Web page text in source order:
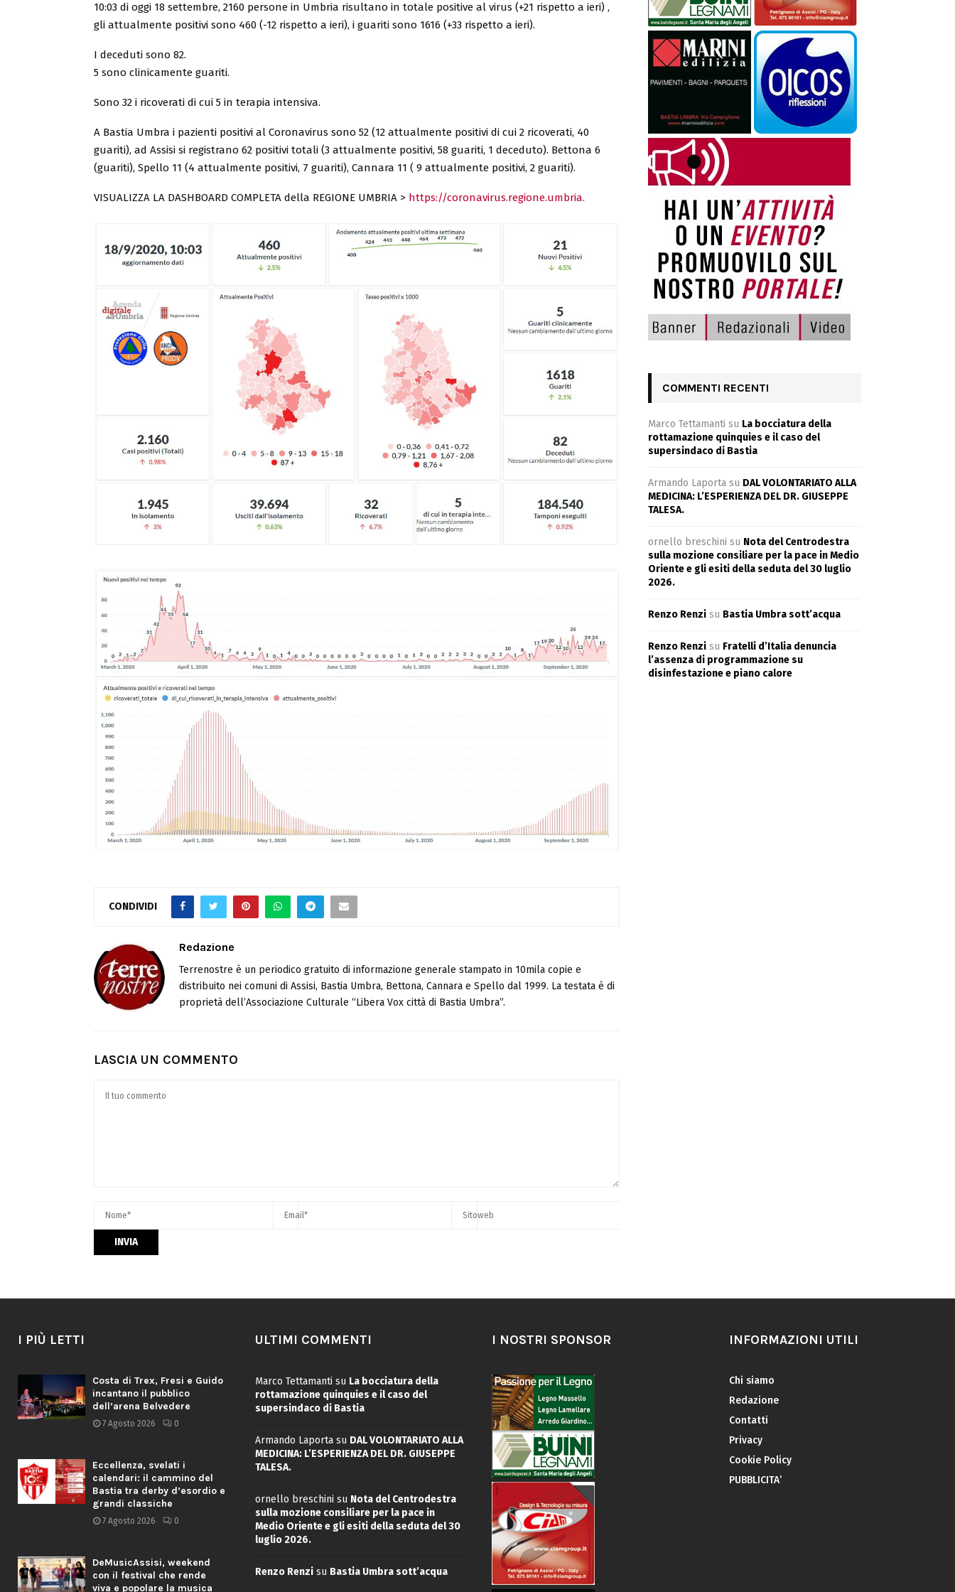
10:03 di oggi 18 settembre, 2160 persone in Umbria risultano in totale positive al virus (+21 rispetto a ieri) ,
gli attualmente positivi sono 460 (-12 rispetto a ieri), i guariti sono 1616 (+33 rispetto a ieri).
I deceduti sono 82.
5 sono clinicamente guariti.
Sono 32 i ricoverati di cui 5 in terapia intensiva.
A Bastia Umbra i pazienti positivi al Coronavirus sono 52 (12 attualmente positivi di cui 2 ricoverati, 40
guariti), ad Assisi si registrano 62 positivi totali (3 attualmente positivi, 58 guariti, 1 deceduto). Bettona 6
(guariti), Spello 11 (4 attualmente positivi, 7 guariti), Cannara 11 ( 9 attualmente positivi, 2 guariti).
VISUALIZZA LA DASHBOARD COMPLETA della REGIONE UMBRIA > https://coronavirus.regione.umbria.
CONDIVIDI
Redazione
Terrenostre è un periodico gratuito di informazione generale stampato in 10mila copie e
distribuito nei comuni di Assisi, Bastia Umbra, Bettona, Cannara e Spello dal 1999. La testata è di
proprietà dell’Associazione Culturale “Libera Vox città di Bastia Umbra”.
LASCIA UN COMMENTO
COMMENTI RECENTI
Marco Tettamanti su La bocciatura della
rottamazione quinquies e il caso del
supersindaco di Bastia
Armando Laporta su DAL VOLONTARIATO ALLA
MEDICINA: L’ESPERIENZA DEL DR. GIUSEPPE
TALESA.
ornello breschini su Nota del Centrodestra
sulla mozione consiliare per la pace in Medio
Oriente e gli esiti della seduta del 30 luglio
2026.
Renzo Renzi su Bastia Umbra sott’acqua
Renzo Renzi su Fratelli d’Italia denuncia
l’assenza di programmazione su
disinfestazione e piano calore
I PIÙ LETTI
Costa di Trex, Fresi e Guido
incantano il pubblico
dell’arena Belvedere
7 Agosto 2026 0
Eccellenza, svelati i
calendari: il cammino del
Bastia tra derby d’esordio e
grandi classiche
7 Agosto 2026 0
DeMusicAssisi, weekend
con il festival che rende
viva e popolare la musica
ULTIMI COMMENTI
Marco Tettamanti su La bocciatura della
rottamazione quinquies e il caso del
supersindaco di Bastia
Armando Laportasu DAL VOLONTARIATO ALLA
MEDICINA: L’ESPERIENZA DEL DR. GIUSEPPE
TALESA.
ornello breschini su Nota del Centrodestra
sulla mozione consiliare per la pace in
Medio Oriente e gli esiti della seduta del 30
luglio 2026.
Renzo Renzisu Bastia Umbra sott’acqua
I NOSTRI SPONSOR INFORMAZIONI UTILI
Chi siamo
Redazione
Contatti
Privacy
Cookie Policy
PUBBLICITA’